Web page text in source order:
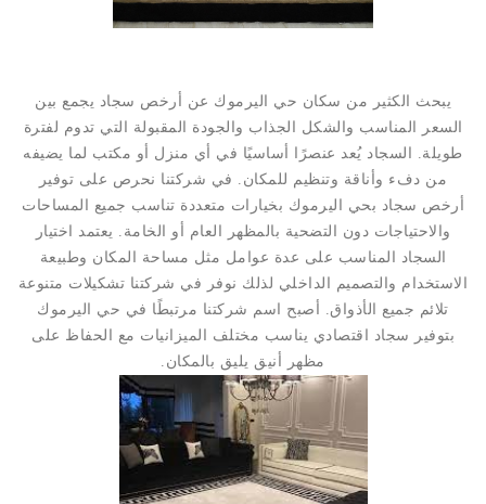
يبحث الكثير من سكان حي اليرموك عن أرخص سجاد يجمع بين
السعر المناسب والشكل الجذاب والجودة المقبولة التي تدوم لفترة
طويلة. السجاد يُعد عنصرًا أساسيًا في أي منزل أو مكتب لما يضيفه
من دفء وأناقة وتنظيم للمكان. في شركتنا نحرص على توفير
أرخص سجاد بحي اليرموك بخيارات متعددة تناسب جميع المساحات
والاحتياجات دون التضحية بالمظهر العام أو الخامة. يعتمد اختيار
السجاد المناسب على عدة عوامل مثل مساحة المكان وطبيعة
الاستخدام والتصميم الداخلي لذلك نوفر في شركتنا تشكيلات متنوعة
تلائم جميع الأذواق. أصبح اسم شركتنا مرتبطًا في حي اليرموك
بتوفير سجاد اقتصادي يناسب مختلف الميزانيات مع الحفاظ على
مظهر أنيق يليق بالمكان.